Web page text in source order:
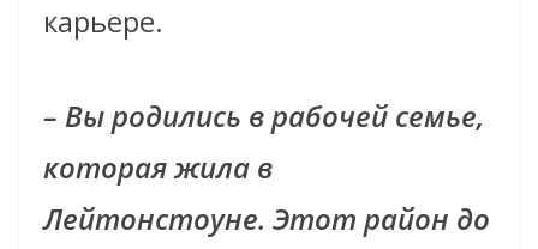
карьере.
– Вы родились в рабочей семье,
которая жила в
Лейтонстоуне. Этот район до